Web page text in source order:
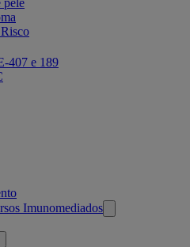
pele
407 e 189
Imunomediados